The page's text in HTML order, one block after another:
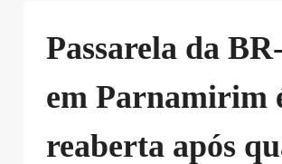
Passarela da
em Parnamirim
reaberta após